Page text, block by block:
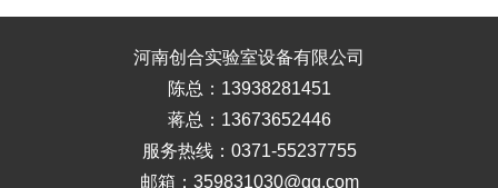
河南创合实验室设备有限公司
陈总：13938281451
蒋总：13673652446
服务热线：0371-55237755
邮箱：359831030@qq.com